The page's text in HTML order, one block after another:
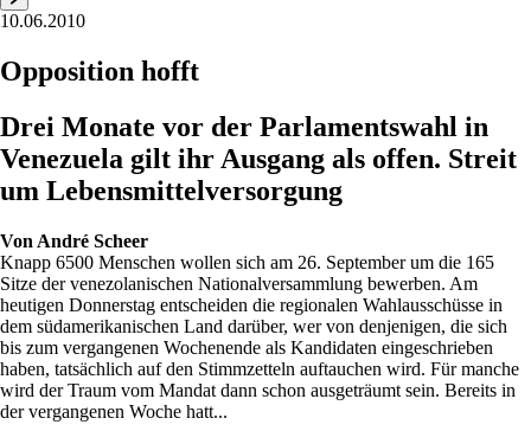
10.06.2010
Opposition hofft
Drei Monate vor der Parlamentswahl in
Venezuela gilt ihr Ausgang als offen. Streit
um Lebensmittelversorgung
Von André Scheer
Knapp 6500 Menschen wollen sich am 26. September um die 165
Sitze der venezolanischen Nationalversammlung bewerben. Am
heutigen Donnerstag entscheiden die regionalen Wahlausschüsse in
dem südamerikanischen Land darüber, wer von denjenigen, die sich
bis zum vergangenen Wochenende als Kandidaten eingeschrieben
haben, tatsächlich auf den Stimmzetteln auftauchen wird. Für manche
wird der Traum vom Mandat dann schon ausgeträumt sein. Bereits in
der vergangenen Woche hatt...